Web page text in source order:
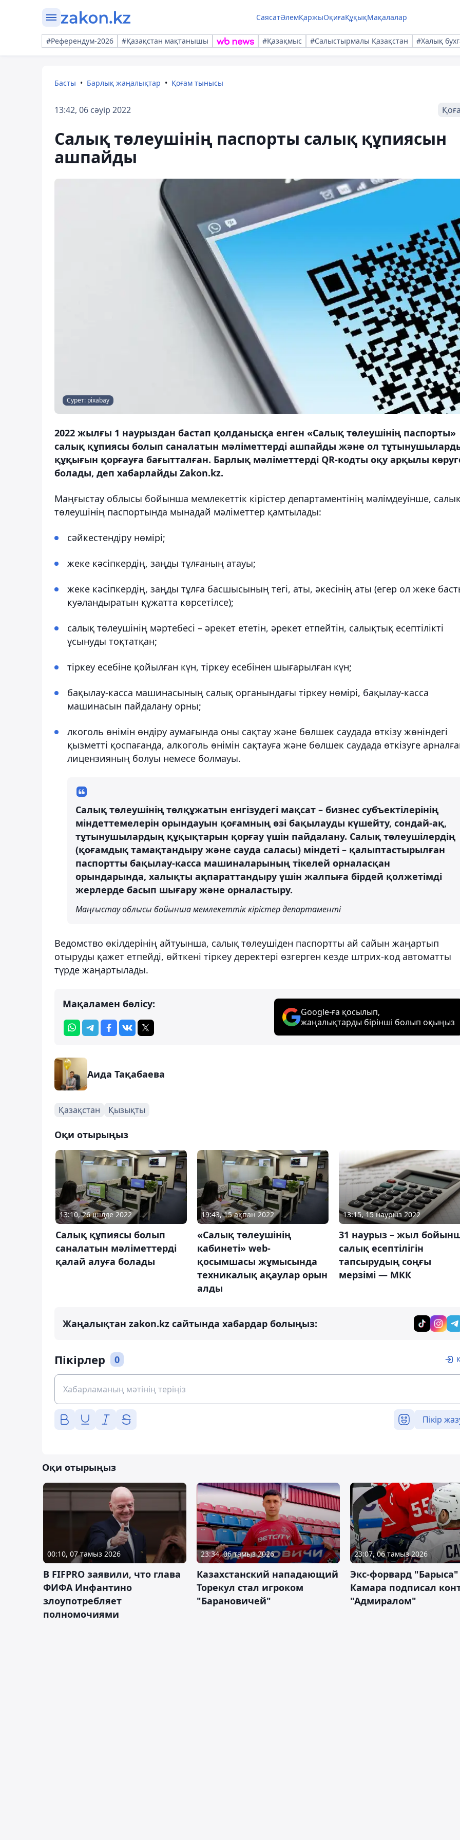
СаясатӘлемҚаржыОқиғаҚұқықМақалалар
#Референдум-2026 #Қазақстан мақтанышы #Қазақмыс #Салыстырмалы Қазақстан #Халық
Басты Барлық жаңалықтар Қоғам тынысы
13:42, 06 сәуір 2022
Салық төлеушінің паспорты салық құпиясын
ашпайды
Сурет: pixabay
2022 жылғы 1 наурыздан бастап қолданысқа енген «Салық төлеушінің паспорты»
салық құпиясы болып саналатын мәліметтерді ашпайды және ол
құқығын қорғауға бағытталған. Барлық мәліметтерді QR-кодты оқу арқылы
болады, деп хабарлайды Zakon.kz.
Маңғыстау облысы бойынша мемлекеттік кірістер департаментінің мәлімдеуінше,
төлеушінің паспортында мынадай мәліметтер қамтылады:
сәйкестендіру нөмірі;
жеке кәсіпкердің, заңды тұлғаның атауы;
жеке кәсіпкердің, заңды тұлға басшысының тегі, аты, әкесінің аты (егер ол жеке
куәландыратын құжатта көрсетілсе);
салық төлеушінің мәртебесі – әрекет ететін, әрекет етпейтін, салықтық есептілікті
ұсынуды тоқтатқан;
тiркеу есебiне қойылған күн, тiркеу есебiнен шығарылған күн;
бақылау-касса машинасының салық органындағы тіркеу нөмірі, бақылау-касса
машинасын пайдалану орны;
лкоголь өнімін өндіру аумағында оны сақтау және бөлшек саудада өткізу жөніндегі
қызметті қоспағанда, алкоголь өнімін сақтауға және бөлшек саудада өткізуге
лицензияның болуы немесе болмауы.
Салық төлеушінің төлқұжатын енгізудегі мақсат – бизнес субъектілерінің
міндеттемелерін орындауын қоғамның өзі бақылауды күшейту, сондай-ақ,
тұтынушылардың құқықтарын қорғау үшін пайдалану. Салық төлеушілердің
(қоғамдық тамақтандыру және сауда саласы) міндеті – қалыптастырылған
паспортты бақылау-касса машиналарының тікелей орналасқан
орындарында, халықты ақпараттандыру үшін жалпыға бірдей қолжетімді
жерлерде басып шығару және орналастыру.
Маңғыстау облысы бойынша мемлекеттік кірістер департаменті
Ведомство өкілдерінің айтуынша, салық төлеушіден паспортты ай сайын жаңартып
отыруды қажет етпейді, өйткені тіркеу деректері өзгерген кезде штрих-код автоматты
түрде жаңартылады.
Мақаламен бөлісу:
Google-ға қосылып,
жаңалықтарды бірінші болып оқыңыз
Аида Тақабаева
Қазақстан Қызықты
Оқи отырыңыз
13:10, 26 шілде 2022
Салық құпиясы болып
саналатын мәліметтерді
қалай алуға болады
19:43, 15 ақпан 2022
«Салық төлеушінің
кабинеті» web-
қосымшасы жұмысында
техникалық ақаулар орын
алды
13:15, 15 наурыз 2022
31 наурыз – жыл
салық есептілігін
тапсырудың соңғы
мерзімі — МКК
Жаңалықтан zakon.kz сайтында хабардар болыңыз:
Пікірлер 0
Пікір
Оқи отырыңыз
00:10, 07 тамыз 2026
В FIFPRO заявили, что глава
ФИФА Инфантино
злоупотребляет
полномочиями
23:34, 06 тамыз 2026
Казахстанский нападающий
Торекул стал игроком
"Барановичей"
23:07, 06 тамыз 2026
Экс-форвард "Барыса"
Камара подписал
"Адмиралом"